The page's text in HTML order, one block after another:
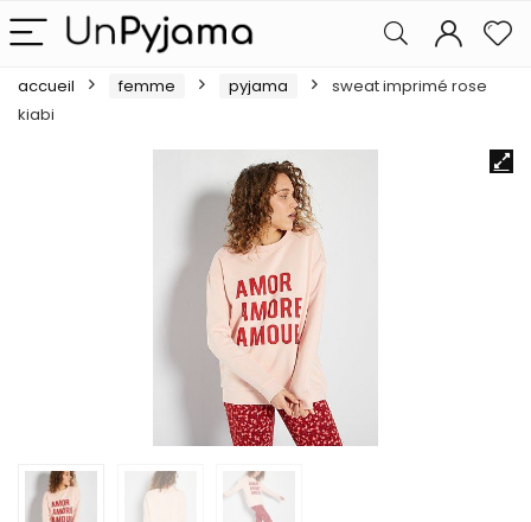
accueil femme pyjama
sweat imprimé rose
kiabi